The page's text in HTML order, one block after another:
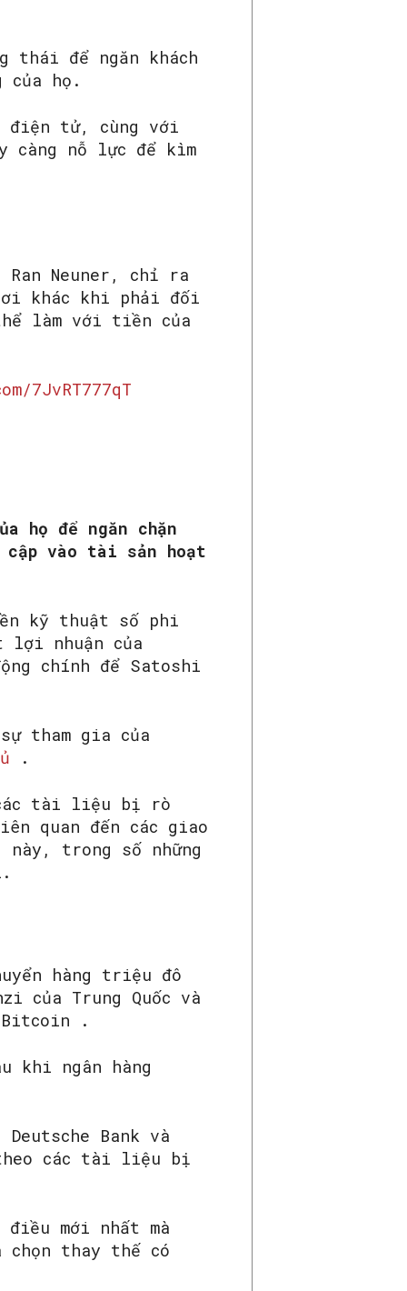
thái để ngăn khách
của họ.
điện tử, cùng với
càng nỗ lực để kìm
Ran Neuner, chỉ ra
khác khi phải đối
làm với tiền của
7JvRT777qT
họ để ngăn chặn
cập vào tài sản hoạt
kỹ thuật số phi
nhuận của
chính để Satoshi
tham gia của
.
các tài liệu bị rò
quan đến các giao
trong số những
hàng triệu đô
của Trung Quốc và
Bitcoin .
khi ngân hàng
Bank và
theo các tài liệu bị
mới nhất mà
chọn thay thế có